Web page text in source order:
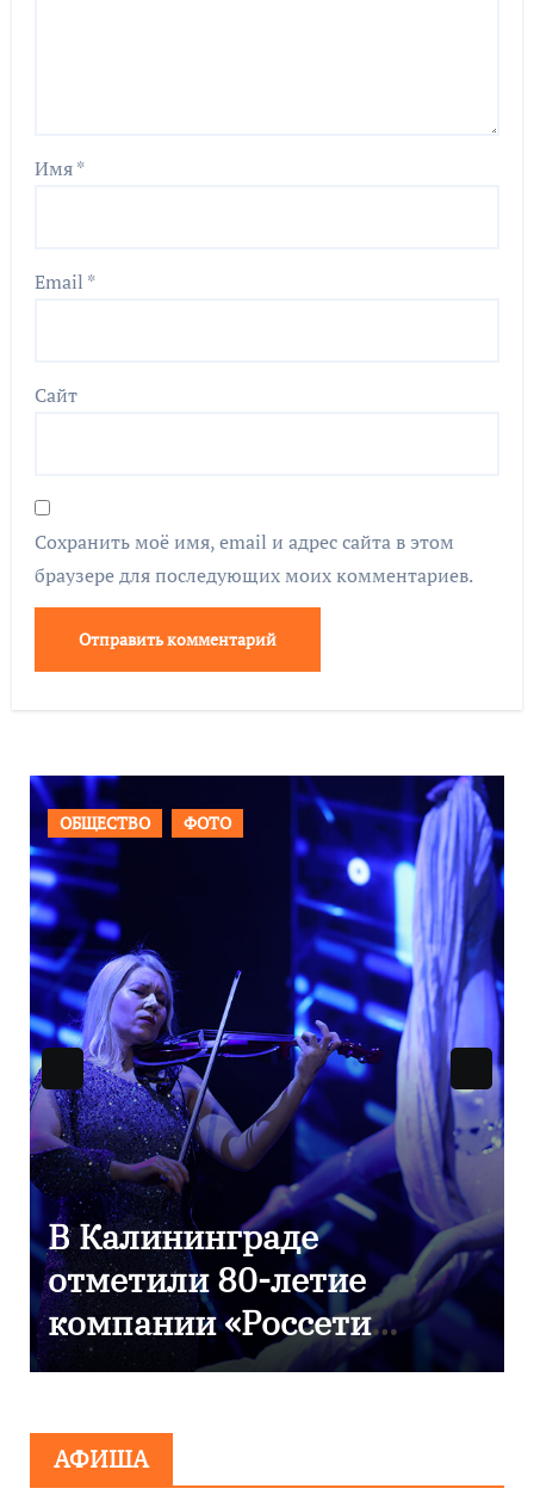
Имя*
Email *
Сайт
Сохранить моё имя, email и адрес сайта в этом
браузере для последующих моих комментариев.
ВАЖНОЕ ОБЩЕСТВО ФОТО
9 Мая — День Победы!
АФИША